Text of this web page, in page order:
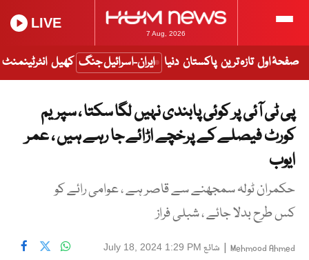
7 Aug, 2026
LIVE
صفحۂ اول تازہ ترین پاکستان دنیا ایران-اسرائیل جنگ کھیل انٹرٹینمنٹ
پی ٹی آئی پر کوئی پابندی نہیں لگا سکتا ، سپریم
کورٹ فیصلے کے پرخچے اڑائے جا رہے ہیں ، عمر
ایوب
حکمران ٹولہ سمجھنے سے قاصر ہے ، عوامی رائے کو
کس طرح بدلا جائے ، شبلی فراز
Mehmood Ahmed
| شائع July 18, 2024 1:29 PM